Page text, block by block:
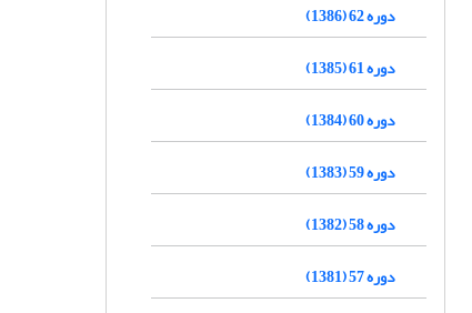
دوره 62 (1386)
دوره 61 (1385)
دوره 60 (1384)
دوره 59 (1383)
دوره 58 (1382)
دوره 57 (1381)